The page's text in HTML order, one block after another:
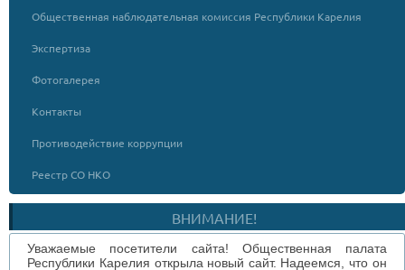
Общественная наблюдательная комиссия Республики Карелия
Экспертиза
Фотогалерея
Контакты
Противодействие коррупции
Реестр СО НКО
ВНИМАНИЕ!
Уважаемые посетители сайта! Общественная палата
Республики Карелия открыла новый сайт. Надеемся, что он